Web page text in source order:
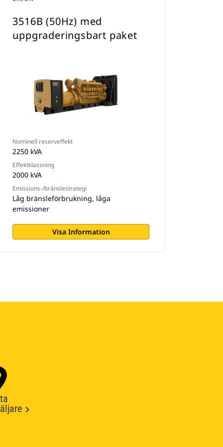
3516B (50Hz) med
uppgraderingsbart paket
Nominell reserveffekt
2250 kVA
Effektklassning
2000 kVA
Emissions-/bränslestrategi
Låg bränsleförbrukning, låga
emissioner
Visa Information